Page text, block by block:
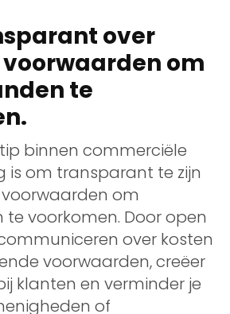
over
om
te
binnen commerciële
is om transparant te zijn
om
voorkomen. Door open
over kosten
voorwaarden, creëer
klanten en verminder je
of